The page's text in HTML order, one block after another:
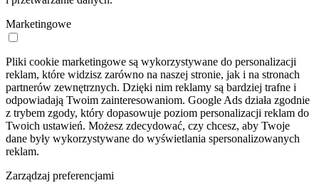
Marketingowe
Pliki cookie marketingowe są wykorzystywane do personalizacji
reklam, które widzisz zarówno na naszej stronie, jak i na stronach
partnerów zewnętrznych. Dzięki nim reklamy są bardziej trafne i
odpowiadają Twoim zainteresowaniom. Google Ads działa zgodnie
z trybem zgody, który dopasowuje poziom personalizacji reklam do
Twoich ustawień. Możesz zdecydować, czy chcesz, aby Twoje
dane były wykorzystywane do wyświetlania spersonalizowanych
reklam.
Zarządzaj preferencjami